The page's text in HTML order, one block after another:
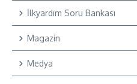
İlkyardım Soru Bankası
Magazin
Medya